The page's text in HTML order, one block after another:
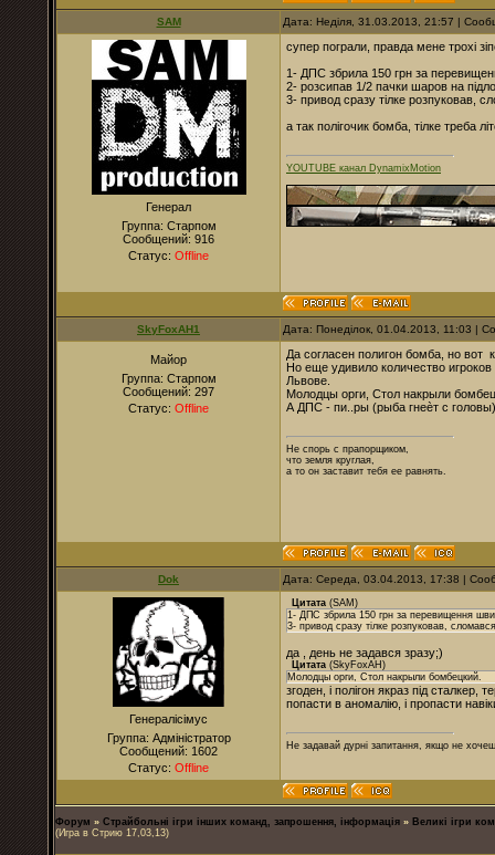
SAM Дата: Неділя, 31.03.2013, 21:57 |
Генерал
Группа: Старпом
Сообщений: 916
Статус: Offline
супер пограли, правда мене трохі
1- ДПС збрила 150 грн за
2- розсипав 1/2 пачки шаров на
3- привод сразу тілке розпуковав,
а так полігочик бомба, тілке треба
YOUTUBE канал DynamixMotion
SkyFoxAH1 Дата: Понеділок, 01.04.2013, 11:03 |
Майор
Группа: Старпом
Сообщений: 297
Статус: Offline
Да согласен полигон бомба, но вот
Но еще удивило количество
Львове.
Молодцы орги, Стол накрыли
А ДПС - пи..ры (рыба гнеèт с головы)
Не спорь с прапорщиком,
что земля круглая,
а то он заставит тебя ее равнять.
Dok Дата: Середа, 03.04.2013, 17:38 |
Генералісімус
Группа: Адміністратор
Сообщений: 1602
Статус: Offline
Цитата (SAM )
1- ДПС збрила 150 грн за перевищення
3- привод сразу тілке розпуковав,
да , день не задався зразу;)
Цитата (SkyFoxAH )
Молодцы орги, Стол накрыли бомбецкий.
згоден, і полігон якраз під
попасти в аномалію, і пропасти
Не задавай дурні запитання, якщо не
Форум » Страйбольні ігри інших команд, запрошення, інформація » Великі ігри
(Игра в Стрию 17,03,13)